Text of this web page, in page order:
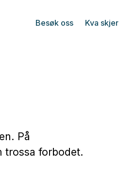
Besøk oss Kva skjer
På
trossa forbodet.